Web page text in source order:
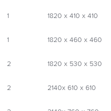
1
1820 х 410 х 410
1
1820 х 460 х 460
2
1820 х 530 х 530
2
2140х 610 х 610